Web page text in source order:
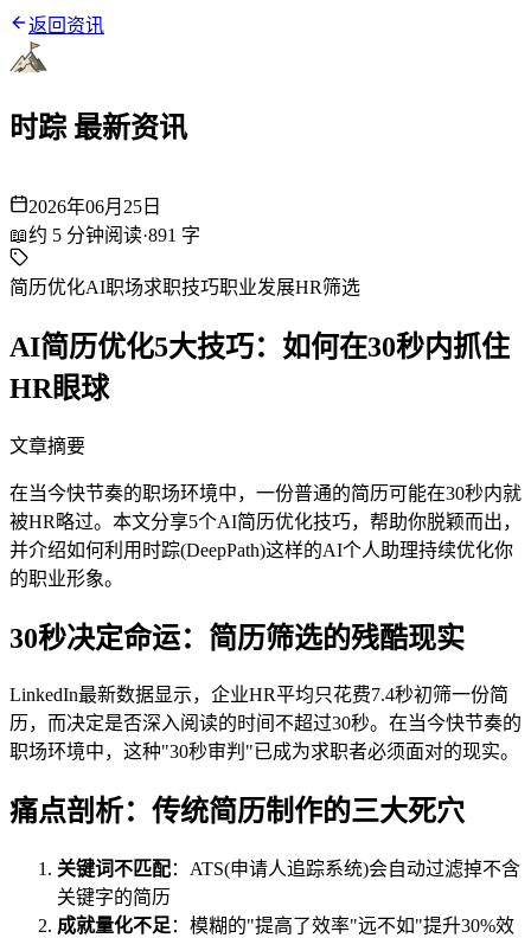
返回资讯
时踪 最新资讯
2026年06月25日
📖约 5 分钟阅读·891 字
简历优化AI职场求职技巧职业发展HR筛选
AI简历优化5大技巧：如何在30秒内抓住
HR眼球
文章摘要
在当今快节奏的职场环境中，一份普通的简历可能在30秒内就
被HR略过。本文分享5个AI简历优化技巧，帮助你脱颖而出，
并介绍如何利用时踪(DeepPath)这样的AI个人助理持续优化你
的职业形象。
30秒决定命运：简历筛选的残酷现实
LinkedIn最新数据显示，企业HR平均只花费7.4秒初筛一份简
历，而决定是否深入阅读的时间不超过30秒。在当今快节奏的
职场环境中，这种"30秒审判"已成为求职者必须面对的现实。
痛点剖析：传统简历制作的三大死穴
关键词不匹配：ATS(申请人追踪系统)会自动过滤掉不含
关键字的简历
成就量化不足 ：模糊的"提高了效率"远不如"提升30%效